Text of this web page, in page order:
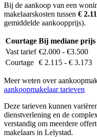
Bij de aankoop van een
makelaarskosten tussen €
gemiddelde aankoopprijs).
Courtage Bij mediane prijs
Vast tarief €2.000 - €3.500
Courtage € 2.115 - € 3.173
Meer weten over
aankoopmakelaar tarieven
Deze tarieven kunnen
dienstverlening en de
verstandig om meerdere
makelaars in Lelystad.